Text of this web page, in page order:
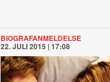
BIOGRAFANMELDELSE
22. JULI 2015 | 17:08